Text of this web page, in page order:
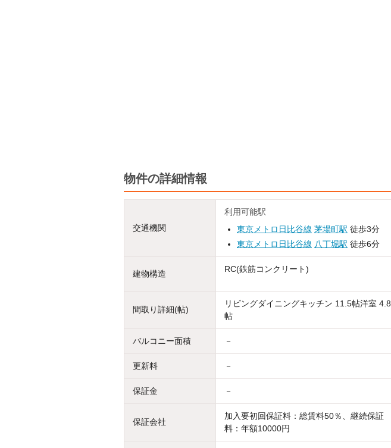
物件の詳細情報
交通機関
利用可能駅
東京メトロ日比谷線 茅場町駅 徒歩3分
東京メトロ日比谷線 八丁堀駅 徒歩6分
建物構造 RC(鉄筋コンクリート)
間取り詳細(帖)
リビングダイニングキッチン 11.5帖洋室 4.8
帖
バルコニー面積 －
更新料 －
保証金 －
保証会社
加入要初回保証料：総賃料50％、継続保証
料：年額10000円